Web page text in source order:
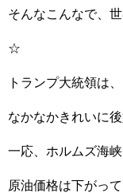
そんなこんなで、
☆
トランプ大統領は
なかなかきれいに
一応、ホルムズ海
原油価格は下がっ